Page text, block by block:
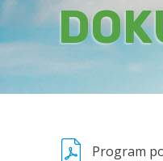
Program